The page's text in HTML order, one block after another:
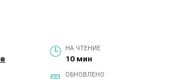
НА ЧТЕНИЕ
10 мин
ОБНОВЛЕНО